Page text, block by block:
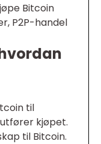
Bitcoin
P2P-handel
til
kjøpet.
til Bitcoin.